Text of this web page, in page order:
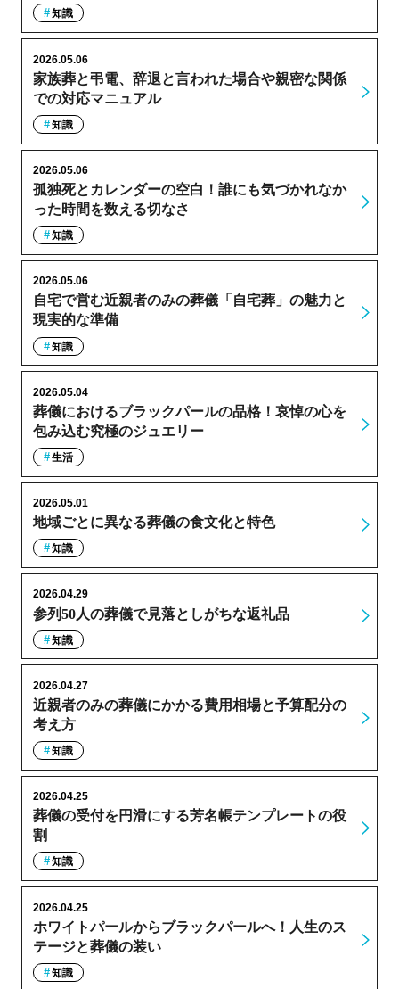
知識
家族葬と弔電、辞退と言われた場合や親密な関係
での対応マニュアル
2026.05.06
知識
孤独死とカレンダーの空白！誰にも気づかれなか
った時間を数える切なさ
2026.05.06
知識
自宅で営む近親者のみの葬儀「自宅葬」の魅力と
現実的な準備
2026.05.06
知識
葬儀におけるブラックパールの品格！哀悼の心を
包み込む究極のジュエリー
2026.05.04
生活
地域ごとに異なる葬儀の食文化と特色
2026.05.01
知識
参列50人の葬儀で見落としがちな返礼品
2026.04.29
知識
近親者のみの葬儀にかかる費用相場と予算配分の
考え方
2026.04.27
知識
葬儀の受付を円滑にする芳名帳テンプレートの役
割
2026.04.25
知識
ホワイトパールからブラックパールへ！人生のス
テージと葬儀の装い
2026.04.25
知識